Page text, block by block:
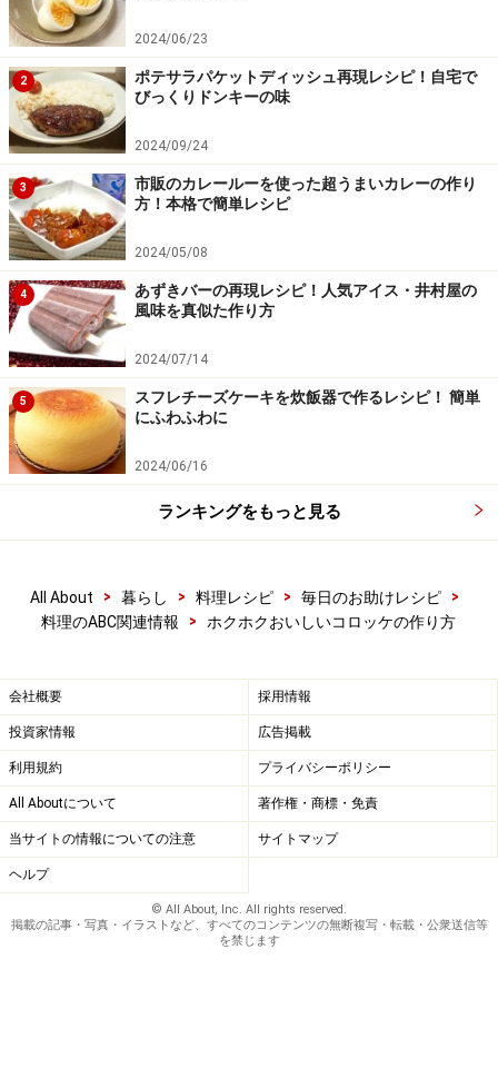
2024/06/23
2
ポテサラパケットディッシュ再現レシピ！自宅で
びっくりドンキーの味
2024/09/24
3
市販のカレールーを使った超うまいカレーの作り
方！本格で簡単レシピ
2024/05/08
4
あずきバーの再現レシピ！人気アイス・井村屋の
風味を真似た作り方
2024/07/14
5
スフレチーズケーキを炊飯器で作るレシピ！ 簡単
にふわふわに
2024/06/16
ランキングをもっと見る
All About > 暮らし > 料理レシピ > 毎日のお助けレシピ
>
料理のABC関連情報
> ホクホクおいしいコロッケの作り方
会社概要 採用情報
投資家情報 広告掲載
利用規約 プライバシーポリシー
All Aboutについて 著作権・商標・免責
当サイトの情報についての注意 サイトマップ
ヘルプ
© All About, Inc. All rights reserved.
掲載の記事・写真・イラストなど、すべてのコンテンツの無断複写・転載・公衆送信等
を禁じます